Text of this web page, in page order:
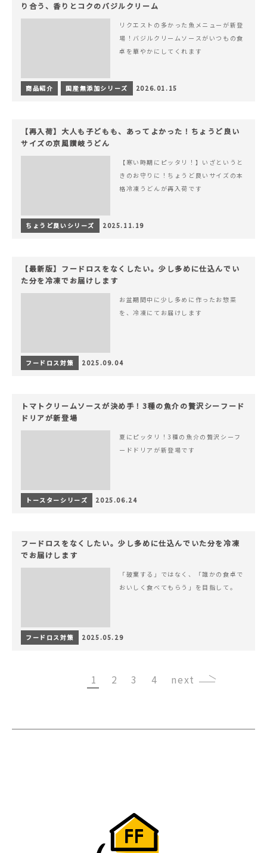
り合う、香りとコクのバジルクリーム
リクエストの多かった魚メニューが新登
場！バジルクリームソースがいつもの食
卓を華やかにしてくれます
商品紹介 国産無添加シリーズ 2026.01.15
【再入荷】大人も子どもも、あってよかった！ちょうど良い
サイズの京風讃岐うどん
【寒い時期にピッタリ！】いざというと
きのお守りに！ちょうど良いサイズの本
格冷凍うどんが再入荷です
ちょうど良いシリーズ 2025.11.19
【最新版】フードロスをなくしたい。少し多めに仕込んでい
た分を冷凍でお届けします
お盆期間中に少し多めに作ったお惣菜
を、冷凍にてお届けします
フードロス対策 2025.09.04
トマトクリームソースが決め手！3種の魚介の贅沢シーフード
ドリアが新登場
夏にピッタリ！3種の魚介の贅沢シーフ
ードドリアが新登場です
トースターシリーズ 2025.06.24
フードロスをなくしたい。少し多めに仕込んでいた分を冷凍
でお届けします
「破棄する」ではなく、「誰かの食卓で
おいしく食べてもらう」を目指して。
フードロス対策 2025.05.29
1 2 3 4 ›